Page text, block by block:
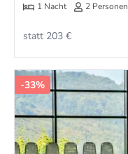
1 Nacht 2 Personen
statt 203 €
-33%